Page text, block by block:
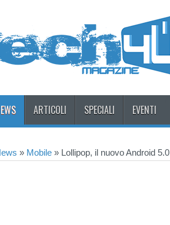
ARTICOLI SPECIALI EVENTI
» Mobile » Lollipop, il nuovo Android 5.0